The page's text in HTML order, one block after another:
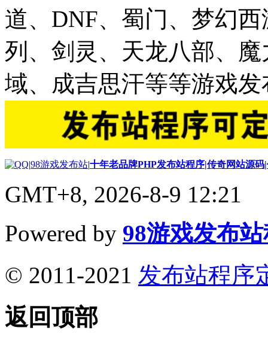
道、DNF、蜀门、梦幻
列、剑灵、天龙八部、
域、成吉思汗等等游戏
|98游戏发布站|十年老品牌PHP发布站程序|传奇网站源
GMT+8, 2026-8-9 12:21
Powered by 98游戏发布
© 2011-2021 发布站程序
返回顶部